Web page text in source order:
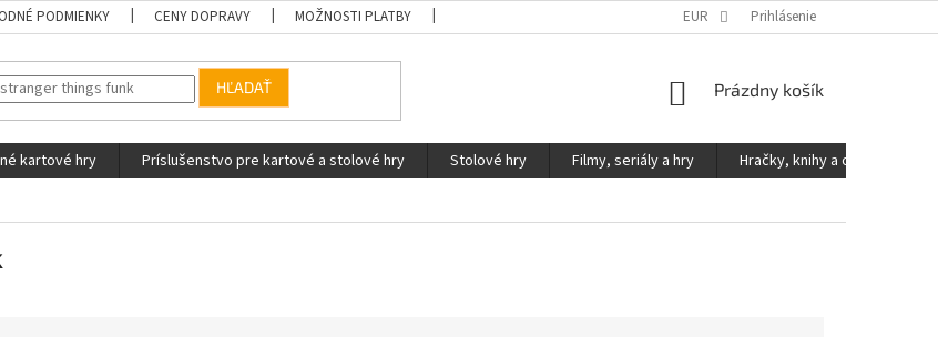
PODMIENKY CENY DOPRAVY MOŽNOSTI PLATBY PODMIENKY OCHRANY OSOBNÝCH ÚDAJOV
EUR Prihlásenie
HĽADAŤ
NÁKUPNÝ
Prázdny košík
kartové hry Príslušenstvo pre kartové a stolové hry Stolové hry Filmy, seriály a hry
Hračky, knihy a ostatné